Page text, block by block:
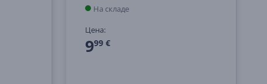
На складе
Цена:
999 €